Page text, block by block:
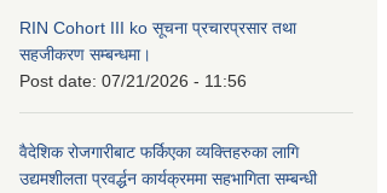
RIN Cohort III ko सूचना प्रचारप्रसार तथा
सहजीकरण सम्बन्धमा।
Post date: 07/21/2026 - 11:56
वैदेशिक रोजगारीबाट फर्किएका व्यक्तिहरुका लागि
उद्यमशीलता प्रवर्द्धन कार्यक्रममा सहभागिता सम्बन्धी